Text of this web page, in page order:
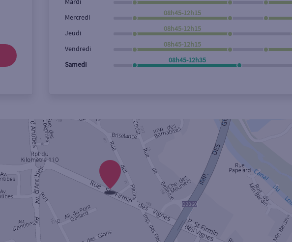
Mercredi
08h45-12h15
Jeudi
08h45-12h15
Vendredi
08h45-12h15
Samedi
08h45-12h35